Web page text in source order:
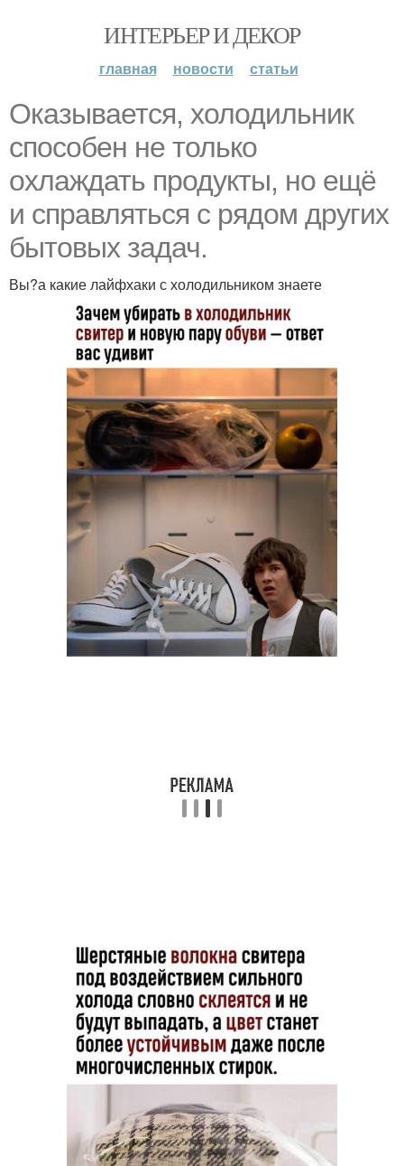
ИНТЕРЬЕР И ДЕКОР
главная новости статьи
Оказывается, холодильник
способен не только
охлаждать продукты, но ещё
и справляться с рядом других
бытовых задач.
Вы?а какие лайфхаки с холодильником знаете